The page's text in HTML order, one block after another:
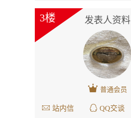
发表人资料
3楼
普通会员
站内信 QQ交谈